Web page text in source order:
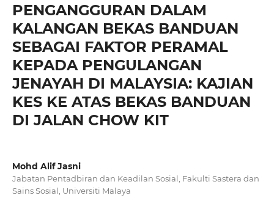
PENGANGGURAN DALAM
KALANGAN BEKAS BANDUAN
SEBAGAI FAKTOR PERAMAL
KEPADA PENGULANGAN
JENAYAH DI MALAYSIA: KAJIAN
KES KE ATAS BEKAS BANDUAN
DI JALAN CHOW KIT
Mohd Alif Jasni
Jabatan Pentadbiran dan Keadilan Sosial, Fakulti Sastera dan
Sains Sosial, Universiti Malaya